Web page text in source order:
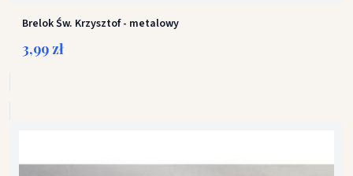
Brelok Św. Krzysztof - metalowy
3,99 zł